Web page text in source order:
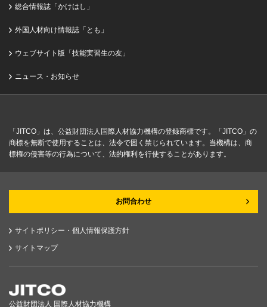
総合情報誌「かけはし」
外国人材向け情報誌「とも」
ウェブサイト版「技能実習生の友」
ニュース・お知らせ
「JITCO」は、公益財団法人国際人材協力機構の登録商標です。「JITCO」の
商標を無断で使用することは、法令で固く禁じられています。当機構は、商
標権の侵害等の行為について、法的権利を行使することがあります。
お問合わせ
サイトポリシー・個人情報保護方針
サイトマップ
公益財団法人 国際人材協力機構